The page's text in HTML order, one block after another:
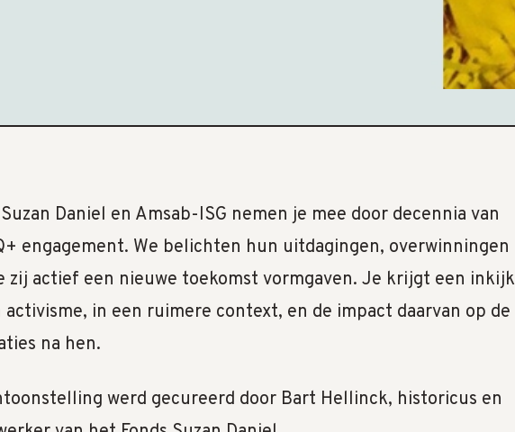
Suzan Daniel en Amsab-ISG nemen je mee door decennia van
engagement. We belichten hun uitdagingen, overwinningen
zij actief een nieuwe toekomst vormgaven. Je krijgt een inkijk
activisme, in een ruimere context, en de impact daarvan op de
na hen.
werd gecureerd door Bart Hellinck, historicus en